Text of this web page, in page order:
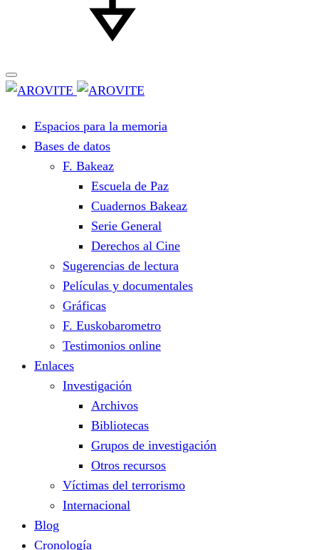
Espacios para la memoria
Bases de datos
F. Bakeaz
Escuela de Paz
Cuadernos Bakeaz
Serie General
Derechos al Cine
Sugerencias de lectura
Películas y documentales
Gráficas
F. Euskobarometro
Testimonios online
Enlaces
Investigación
Archivos
Bibliotecas
Grupos de investigación
Otros recursos
Víctimas del terrorismo
Internacional
Blog
Cronología